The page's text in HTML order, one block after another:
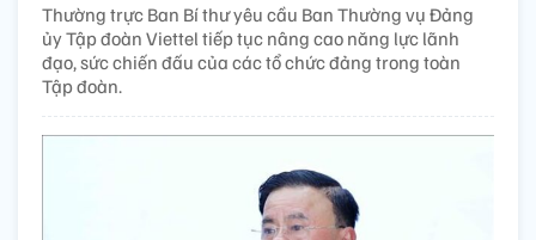
Thường trực Ban Bí thư yêu cầu Ban Thường vụ Đảng
ủy Tập đoàn Viettel tiếp tục nâng cao năng lực lãnh
đạo, sức chiến đấu của các tổ chức đảng trong toàn
Tập đoàn.